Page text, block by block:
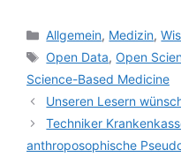
Kategorien
Allgemein, Medizin,
Schlagwörter
Open Data,Open
Science-Based Medicine
Unseren Lesern
Techniker
anthroposophische